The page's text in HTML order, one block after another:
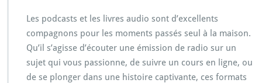
Les podcasts et les livres audio sont d’excellents
compagnons pour les moments passés seul à la maison.
Qu’il s’agisse d’écouter une émission de radio sur un
sujet qui vous passionne, de suivre un cours en ligne, ou
de se plonger dans une histoire captivante, ces formats